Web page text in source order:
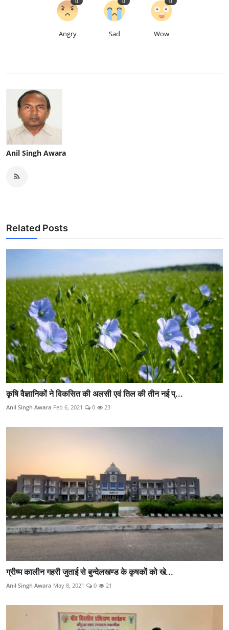
Angry Sad Wow
Anil Singh Awara
Related Posts
कृषि वैज्ञानिकों ने विकसित की अलसी एवं तिल की तीन नई प्...
Anil Singh Awara Feb 6, 2021 0 23
ग्रीष्म कालीन गहरी जुताई से बुन्देलखण्ड के कृषकों को खे...
Anil Singh Awara May 8, 2021 0 21